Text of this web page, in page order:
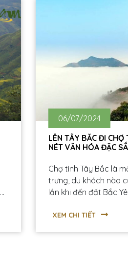
06/07/2024
LÊN TÂY BẮC ĐI CHỢ
NÉT VĂN HÓA ĐẶC
Chợ tình Tây Bắc là
trưng, du khách nào
lần khi đến đất Bắc
XEM CHI TIẾT